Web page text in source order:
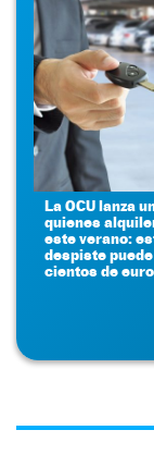
La OCU lanza
quienes
este verano:
despiste
cientos de